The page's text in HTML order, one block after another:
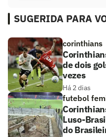
SUGERIDA PARA
corinthians
de dois
vezes
Há 2 dias
futebol
Luso-
do